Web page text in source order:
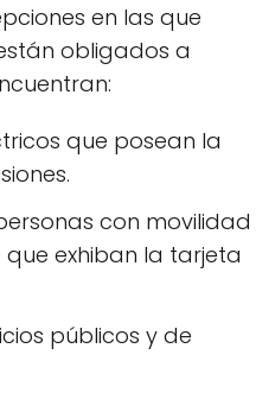
en las que
obligados a
que posean la
con movilidad
exhiban la tarjeta
públicos y de